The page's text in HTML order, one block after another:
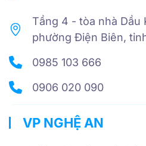
Tầng 4 - tòa nhà Dầu
phường Điện Biên,
0985 103 666
0906 020 090
VP NGHỆ AN